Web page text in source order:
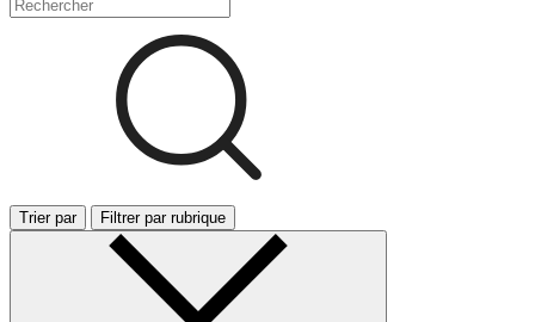
Trier par Filtrer par rubrique